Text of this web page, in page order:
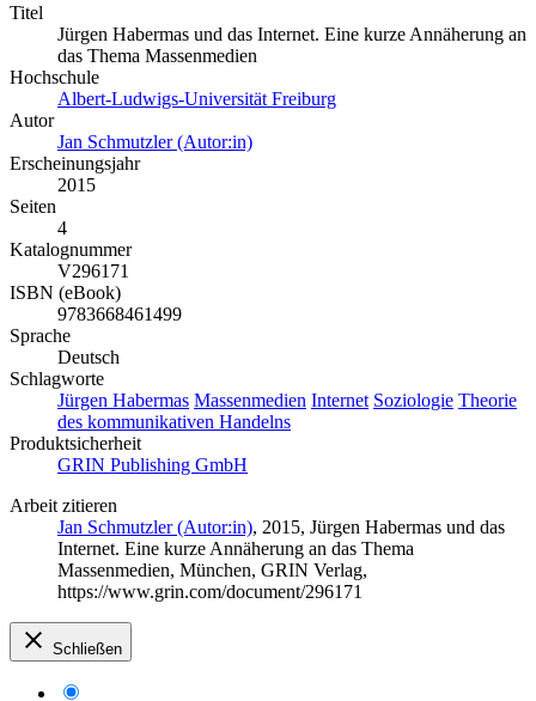
Titel
Jürgen Habermas und das Internet. Eine kurze Annäherung an
das Thema Massenmedien
Hochschule
Albert-Ludwigs-Universität Freiburg
Autor
Jan Schmutzler (Autor:in)
Erscheinungsjahr
2015
Seiten
4
Katalognummer
V296171
ISBN (eBook)
9783668461499
Sprache
Deutsch
Schlagworte
Jürgen Habermas Massenmedien Internet Soziologie Theorie
des kommunikativen Handelns
Produktsicherheit
GRIN Publishing GmbH
Arbeit zitieren
Jan Schmutzler (Autor:in), 2015, Jürgen Habermas und das
Internet. Eine kurze Annäherung an das Thema
Massenmedien, München, GRIN Verlag,
https://www.grin.com/document/296171
Schließen